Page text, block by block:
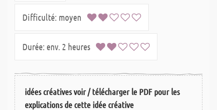
Difficulté: moyen
Durée: env. 2 heures
idées créatives voir / télécharger le PDF pour les
explications de cette idée créative